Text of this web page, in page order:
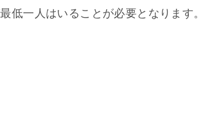
低一人はいることが必要となります。